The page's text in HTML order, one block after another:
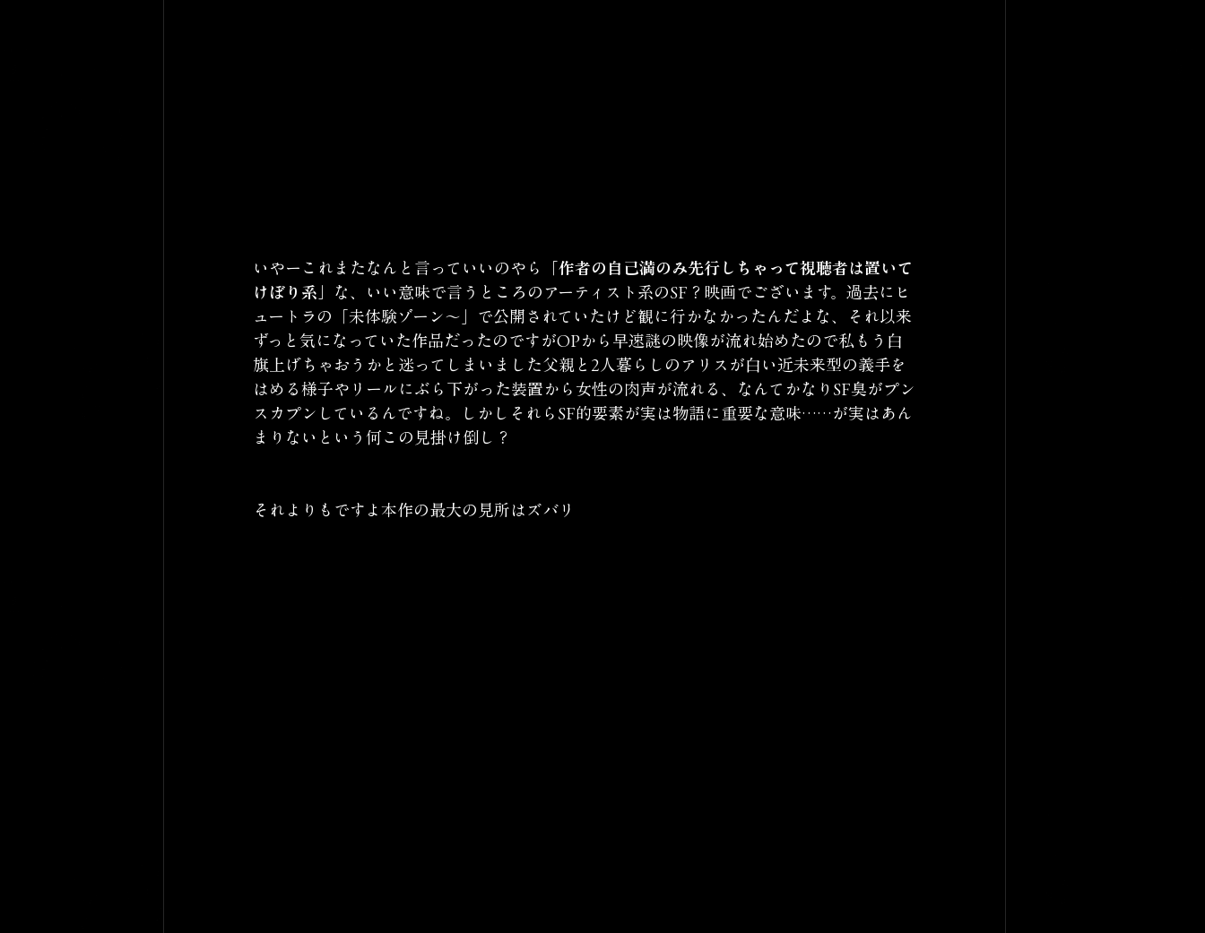
いやーこれまたなんと言っていいのやら
「作者の自己満のみ先行しちゃって視聴者は置いて
けぼり系」
な、いい意味で言うところのアーティスト系のSF？映画でございます。過去にヒ
ュートラの「未体験ゾーン〜」で公開されていたけど観に行かなかったんだよな、それ以来
ずっと気になっていた作品だったのですがOPから早速謎の映像が流れ始めたので私もう白
旗上げちゃおうかと迷ってしまいました父親と2人暮らしのアリスが白い近未来型の義手を
はめる様子やリールにぶら下がった装置から女性の肉声が流れる、なんてかなりSF臭がプン
スカプンしているんですね。しかしそれらSF的要素が実は物語に重要な意味……が実はあん
まりないという何この見掛け倒し？
それよりもですよ本作の最大の見所はズバリ